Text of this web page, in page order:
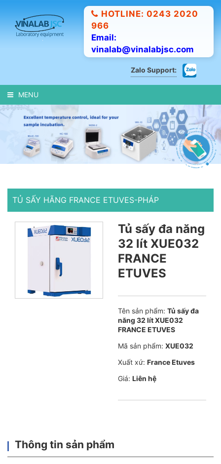
HOTLINE: 0243 2020
966
Email:
vinalab@vinalabjsc.com
Zalo Support:
MENU
TỦ SẤY HÃNG FRANCE ETUVES-PHÁP
Tủ sấy đa năng
32 lít XUE032
FRANCE
ETUVES
Tên sản phẩm: Tủ sấy đa
năng 32 lít XUE032
FRANCE ETUVES
Mã sản phẩm: XUE032
Xuất xứ: France Etuves
Giá: Liên hệ
Thông tin sản phẩm